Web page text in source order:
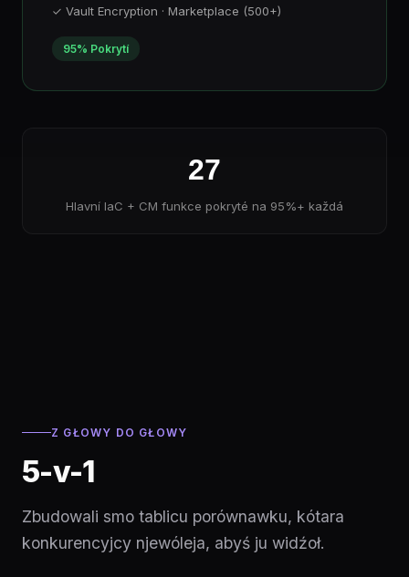
✓ Vault Encryption · Marketplace (500+)
95% Pokrytí
27
Hlavní IaC + CM funkce pokryté na 95%+ každá
Z GŁOWY DO GŁOWY
5-v-1
Zbudowali smo tablicu porównawku, kótara
konkurencyjcy njewóleja, abyś ju widźoł.